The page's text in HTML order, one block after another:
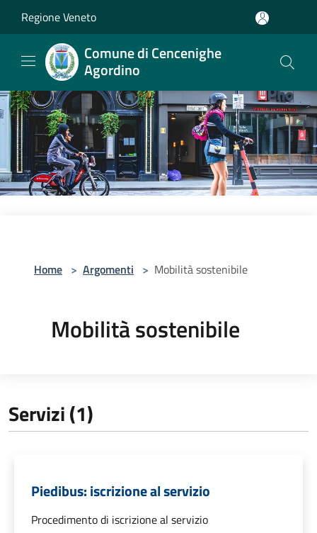
Regione Veneto
Comune di Cencenighe
Agordino
Home > Argomenti > Mobilità sostenibile
Mobilità sostenibile
Servizi (1)
Piedibus: iscrizione al servizio
Procedimento di iscrizione al servizio